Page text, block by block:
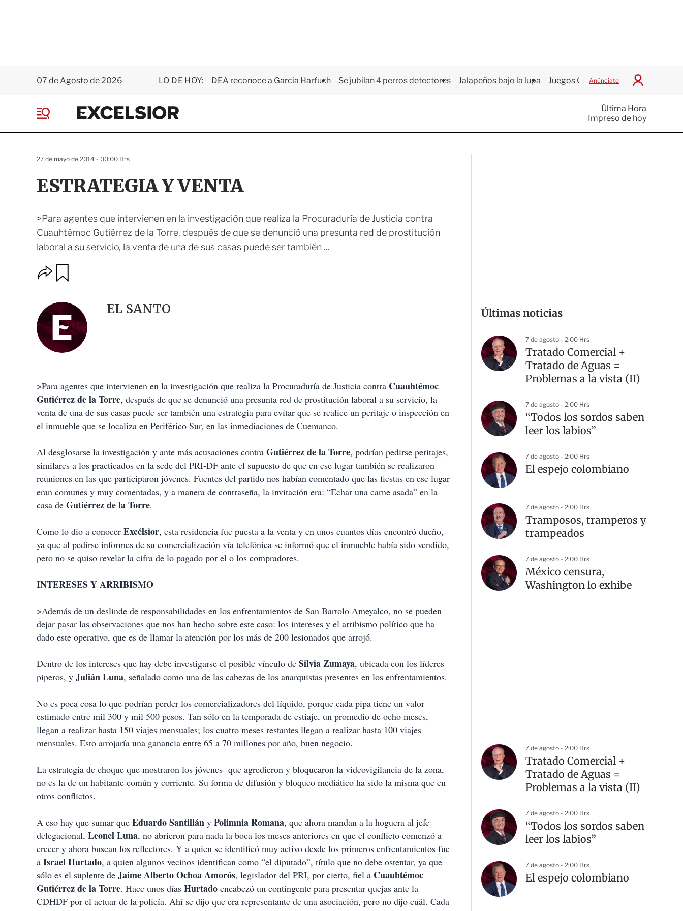
07 de Agosto de 2026 LO DE HOY: DEA reconoce a García Harfuch Se jubilan 4 perros detectores Jalapeños bajo la lupa Juegos Centroamericanos
Anúnciate
I
c
i
a
E
x
e
r
e
Última Hora
Impreso de hoy
ESTRATEGIA Y VENTA
>Para agentes que intervienen en la investigación que realiza la Procuraduría de Justicia contra
Cuauhtémoc Gutiérrez de la Torre, después de que se denunció una presunta red de prostitución
laboral a su servicio, la venta de una de sus casas puede ser también ...
27 de mayo de 2014 - 00:00 Hrs
O
p
o
n
e
c
m
p
a
r
t
d
a
r
EL SANTO
>Para agentes que intervienen en la investigación que realiza la Procuraduría de Justicia contra Cuauhtémoc
Gutiérrez de la Torre, después de que se denunció una presunta red de prostitución laboral a su servicio, la
venta de una de sus casas puede ser también una estrategia para evitar que se realice un peritaje o inspección en
el inmueble que se localiza en Periférico Sur, en las inmediaciones de Cuemanco.
Al desglosarse la investigación y ante más acusaciones contra Gutiérrez de la Torre, podrían pedirse peritajes,
similares a los practicados en la sede del PRI-DF ante el supuesto de que en ese lugar también se realizaron
reuniones en las que participaron jóvenes. Fuentes del partido nos habían comentado que las fiestas en ese lugar
eran comunes y muy comentadas, y a manera de contraseña, la invitación era: “Echar una carne asada” en la
casa de Gutiérrez de la Torre.
Como lo dio a conocer Excélsior, esta residencia fue puesta a la venta y en unos cuantos días encontró dueño,
ya que al pedirse informes de su comercialización vía telefónica se informó que el inmueble había sido vendido,
pero no se quiso revelar la cifra de lo pagado por el o los compradores.
INTERESES Y ARRIBISMO
>Además de un deslinde de responsabilidades en los enfrentamientos de San Bartolo Ameyalco, no se pueden
dejar pasar las observaciones que nos han hecho sobre este caso: los intereses y el arribismo político que ha
dado este operativo, que es de llamar la atención por los más de 200 lesionados que arrojó.
Dentro de los intereses que hay debe investigarse el posible vínculo de Silvia Zumaya, ubicada con los líderes
piperos, y JuliánLuna, señalado como una de las cabezas de los anarquistas presentes en los enfrentamientos.
No es poca cosa lo que podrían perder los comercializadores del líquido, porque cada pipa tiene un valor
estimado entre mil 300 y mil 500 pesos. Tan sólo en la temporada de estiaje, un promedio de ocho meses,
llegan a realizar hasta 150 viajes mensuales; los cuatro meses restantes llegan a realizar hasta 100 viajes
mensuales. Esto arrojaría una ganancia entre 65 a 70 millones por año, buen negocio.
La estrategia de choque que mostraron los jóvenes que agredieron y bloquearon la videovigilancia de la zona,
no es la de un habitante común y corriente. Su forma de difusión y bloqueo mediático ha sido la misma que en
otros conflictos.
A eso hay que sumar que Eduardo Santillán y PolimniaRomana, que ahora mandan a la hoguera al jefe
delegacional, LeonelLuna, no abrieron para nada la boca los meses anteriores en que el conflicto comenzó a
crecer y ahora buscan los reflectores. Y a quien se identificó muy activo desde los primeros enfrentamientos fue
a IsraelHurtado, a quien algunos vecinos identifican como “el diputado”, título que no debe ostentar, ya que
sólo es el suplente de JaimeAlbertoOchoaAmorós, legislador del PRI, por cierto, fiel a Cuauhtémoc
Gutiérrez de la Torre. Hace unos días Hurtado encabezó un contingente para presentar quejas ante la
CDHDF por el actuar de la policía. Ahí se dijo que era representante de una asociación, pero no dijo cuál. Cada
Últimas noticias
7 de agosto - 2:00 Hrs
Tratado Comercial +
Tratado de Aguas =
Problemas a la vista (II)
7 de agosto - 2:00 Hrs
“Todos los sordos saben
leer los labios”
7 de agosto - 2:00 Hrs
El espejo colombiano
7 de agosto - 2:00 Hrs
Tramposos, tramperos y
trampeados
7 de agosto - 2:00 Hrs
México censura,
Washington lo exhibe
7 de agosto - 2:00 Hrs
Tratado Comercial +
Tratado de Aguas =
Problemas a la vista (II)
7 de agosto - 2:00 Hrs
“Todos los sordos saben
leer los labios”
7 de agosto - 2:00 Hrs
El espejo colombiano